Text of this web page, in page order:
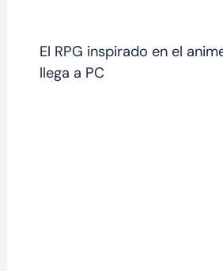
El RPG inspirado en el
llega a PC